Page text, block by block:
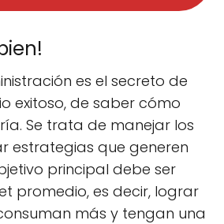
es el secreto de
exitoso, de saber cómo
Se trata de manejar los
estrategias que generen
principal debe ser
promedio, es decir, lograr
más y tengan una